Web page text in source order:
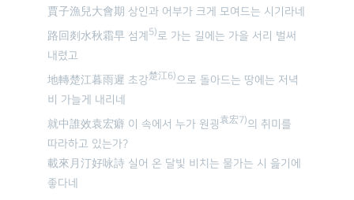
賈子漁兒大會期 상인과 어부가 크게 모여드는 시기라네
路回剡水秋霜早 섬계 5)로 가는 길에는 가을 서리 벌써
내렸고
地轉楚江暮雨遲 초강楚江6)으로 돌아드는 땅에는 저녁
비 가늘게 내리네
就中誰效袁宏癖 이 속에서 누가 원굉袁宏7)의 취미를
따라하고 있는가?
載來月汀好咏詩 실어 온 달빛 비치는 물가는 시 읊기에
좋다네